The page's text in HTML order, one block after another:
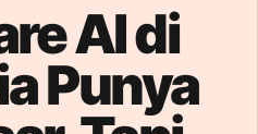
AI di
Punya